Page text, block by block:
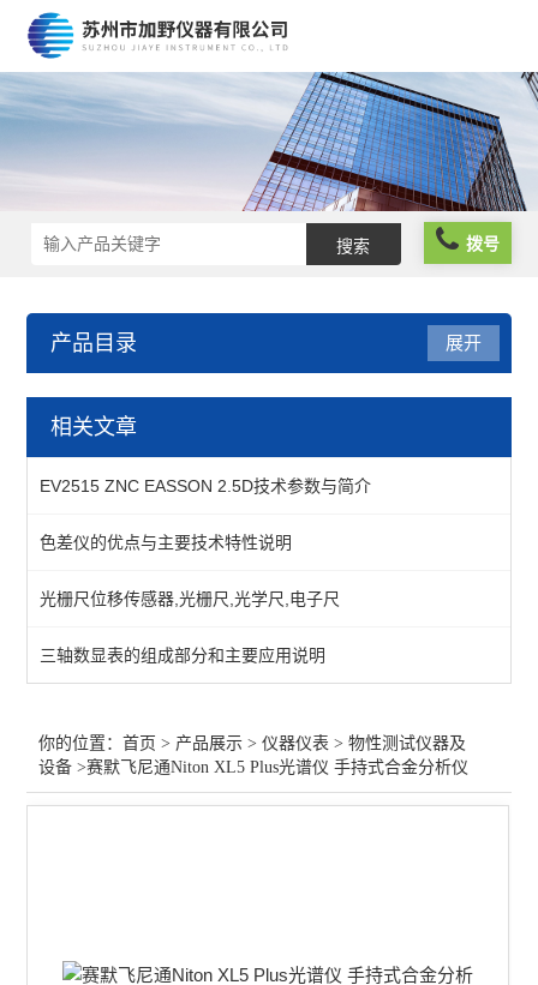
拨号
产品目录
仪器仪表
查看全部 >>
展开
相关文章
EV2515 ZNC EASSON 2.5D技术参数与简介
色差仪的优点与主要技术特性说明
光栅尺位移传感器,光栅尺,光学尺,电子尺
三轴数显表的组成部分和主要应用说明
你的位置：首页 > 产品展示 >仪器仪表 >物性测试仪器及
设备 >赛默飞尼通Niton XL5 Plus光谱仪 手持式合金分析仪